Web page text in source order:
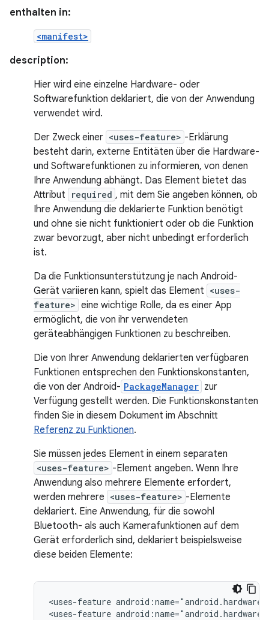
enthalten in:
<manifest>
description:
Hier wird eine einzelne Hardware- oder
Softwarefunktion deklariert, die von der Anwendung
verwendet wird.
Der Zweck einer <uses-feature> -Erklärung
besteht darin, externe Entitäten über die Hardware-
und Softwarefunktionen zu informieren, von denen
Ihre Anwendung abhängt. Das Element bietet das
Attribut
required , mit dem Sie angeben können, ob
Ihre Anwendung die deklarierte Funktion benötigt
und ohne sie nicht funktioniert oder ob die Funktion
zwar bevorzugt, aber nicht unbedingt erforderlich
ist.
Da die Funktionsunterstützung je nach Android-
Gerät variieren kann, spielt das Element <uses-
feature> eine wichtige Rolle, da es einer App
ermöglicht, die von ihr verwendeten
geräteabhängigen Funktionen zu beschreiben.
Die von Ihrer Anwendung deklarierten verfügbaren
Funktionen entsprechen den Funktionskonstanten,
die von der Android- PackageManager zur
Verfügung gestellt werden. Die Funktionskonstanten
finden Sie in diesem Dokument im Abschnitt
Referenz zu Funktionen.
Sie müssen jedes Element in einem separaten
<uses-feature> -Element angeben. Wenn Ihre
Anwendung also mehrere Elemente erfordert,
werden mehrere <uses-feature> -Elemente
deklariert. Eine Anwendung, für die sowohl
Bluetooth- als auch Kamerafunktionen auf dem
Gerät erforderlich sind, deklariert beispielsweise
diese beiden Elemente:
<uses-feature
<uses-feature